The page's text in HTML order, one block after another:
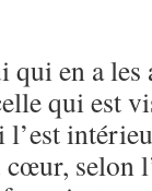
en a les
qui est
selon